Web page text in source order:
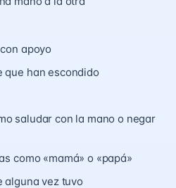
apoyo
que han escondido
saludar con la mano o negar
como «mamá» o «papá»
alguna vez tuvo